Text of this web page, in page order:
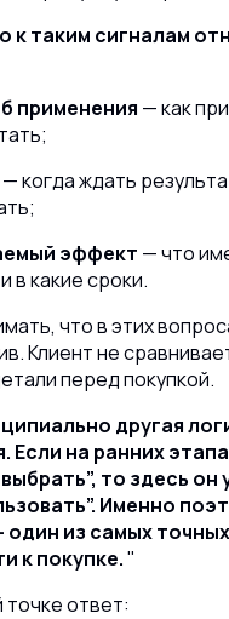
к таким сигналам
применения — как
— когда ждать
эффект — что
в какие сроки.
что в этих
Клиент не
перед покупкой.
другая
Если на ранних
то здесь он
Именно
из самых
к покупке.
точке ответ: